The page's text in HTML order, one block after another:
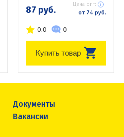
87 руб. Цена опт:
от 74 руб.
0.0 0
Купить товар
Документы
Вакансии